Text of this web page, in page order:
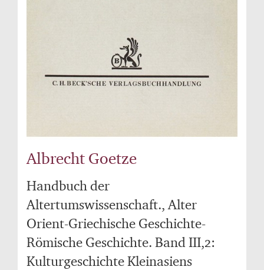
Albrecht Goetze
Handbuch der
Altertumswissenschaft., Alter
Orient-Griechische Geschichte-
Römische Geschichte. Band III,2:
Kulturgeschichte Kleinasiens